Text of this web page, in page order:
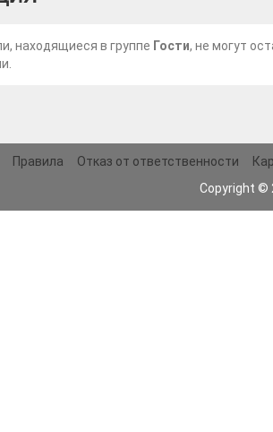
находящиеся в группе Гости, не могут
Правила Отказ от ответственности
Copyright ©